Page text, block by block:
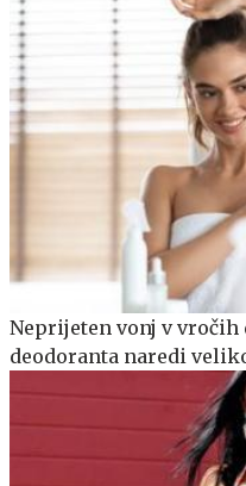
Neprijeten vonj v vročih
deodoranta naredi